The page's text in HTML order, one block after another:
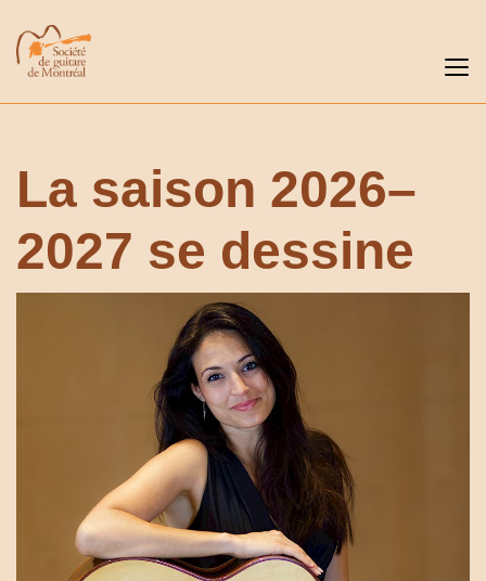
La saison 2026–
2027 se dessine